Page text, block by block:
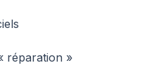
réparation »